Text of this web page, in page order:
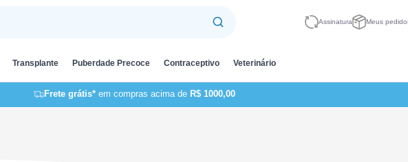
Assinatura Meus
Transplante Puberdade Precoce Contraceptivo Veterinário
Frete grátis*em compras acima de R$ 1000,00